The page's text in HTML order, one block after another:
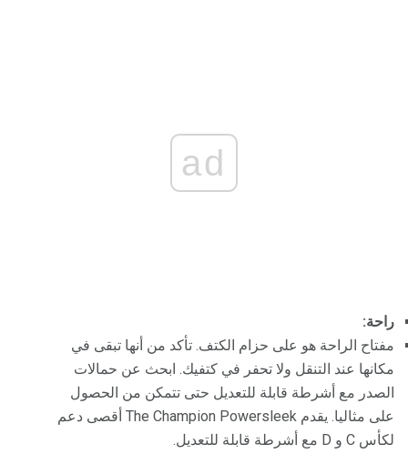
ad
راحة:
مفتاح الراحة هو على حزام الكتف. تأكد من أنها تبقى في
مكانها عند التنقل ولا تحفر في كتفيك. ابحث عن حمالات
الصدر مع أشرطة قابلة للتعديل حتى تتمكن من الحصول
على مثاليا. يقدم The Champion Powersleek أقصى دعم
لكأس C و D مع أشرطة قابلة للتعديل.